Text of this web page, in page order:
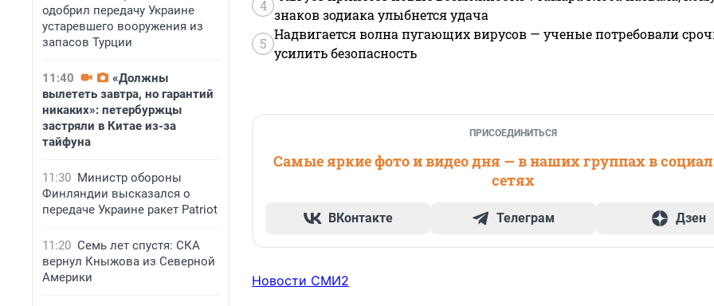
одобрил передачу Украине
устаревшего вооружения из
запасов Турции
11:40
«Должны
вылететь завтра, но гарантий
никаких»: петербуржцы
застряли в Китае из-за
тайфуна
11:30 Министр обороны
Финляндии высказался о
передаче Украине ракет Patriot
11:20 Семь лет спустя: СКА
вернул Кныжова из Северной
Америки
4
знаков зодиака улыбнется удача
5
Надвигается волна пугающих вирусов — ученые потребовали
усилить безопасность
ПРИСОЕДИНИТЬСЯ
Самые яркие фото и видео дня — в наших группах в
сетях
ВКонтакте Телеграм Дзен
Новости СМИ2